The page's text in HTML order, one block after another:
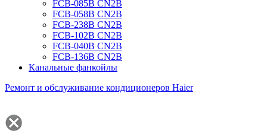
FCB-085B CN2B
FCB-058B CN2B
FCB-238B CN2B
FCB-102B CN2B
FCB-040B CN2B
FCB-136B CN2B
Канальные фанкойлы
Ремонт и обслуживание кондиционеров Haier